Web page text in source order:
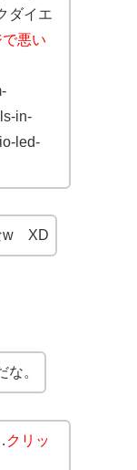
ダイエ
悪い
in-
led-
w XD
な。
クリッ